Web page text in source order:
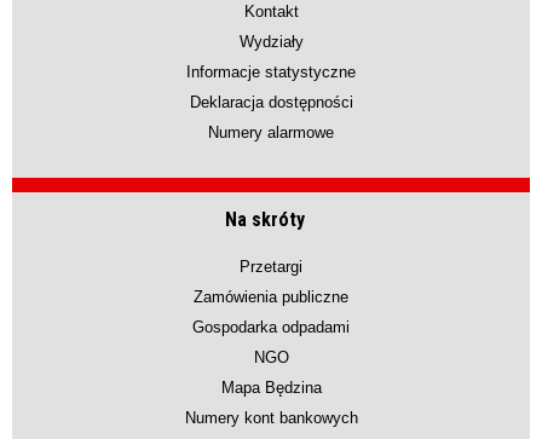
Kontakt
Wydziały
Informacje statystyczne
Deklaracja dostępności
Numery alarmowe
Na skróty
Przetargi
Zamówienia publiczne
Gospodarka odpadami
NGO
Mapa Będzina
Numery kont bankowych